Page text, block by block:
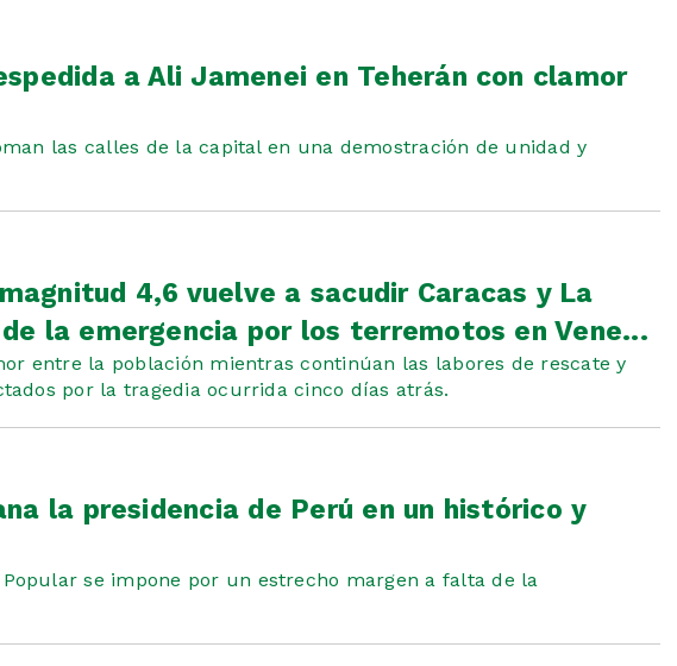
a Ali Jamenei en Teherán con clamor
las calles de la capital en una demostración de unidad y
4,6 vuelve a sacudir Caracas y La
la emergencia por los terremotos en Vene...
entre la población mientras continúan las labores de rescate y
por la tragedia ocurrida cinco días atrás.
la presidencia de Perú en un histórico y
se impone por un estrecho margen a falta de la